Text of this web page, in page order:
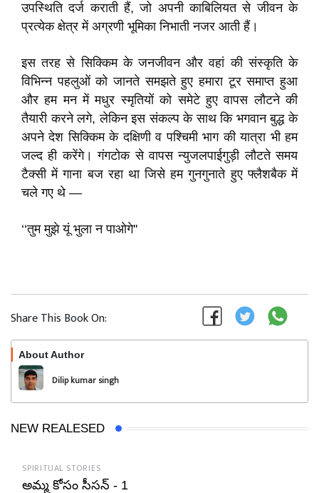
उपस्थिति दर्ज कराती हैं, जो अपनी काबिलियत से जीवन के
प्रत्येक क्षेत्र में अग्रणी भूमिका निभाती नजर आती हैं।
इस तरह से सिक्किम के जनजीवन और वहां की संस्कृति के
विभिन्न पहलुओं को जानते समझते हुए हमारा टूर समाप्त हुआ
और हम मन में मधुर स्मृतियों को समेटे हुए वापस लौटने की
तैयारी करने लगे, लेकिन इस संकल्प के साथ कि भगवान बुद्ध के
अपने देश सिक्किम के दक्षिणी व पश्चिमी भाग की यात्रा भी हम
जल्द ही करेंगे। गंगटोक से वापस न्युजलपाईगुड़ी लौटते समय
टैक्सी में गाना बज रहा था जिसे हम गुनगुनाते हुए फ्लैशबैक में
चले गए थे —
‘‘तुम मुझे यूं भुला न पाओगे''
Share This Book On:
About Author
Dilip kumar singh
NEW REALESED
SPIRITUAL STORIES
అమ్మ కోసం సీసన్ - 1